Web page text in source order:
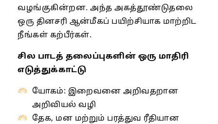
வழங்குகின்றன. அந்த அகத்தூண்டுதலை
ஒரு தினசரி ஆன்மீகப் பயிற்சியாக மாற்றிட
நீங்கள் கற்பீர்கள்.
சில பாடத் தலைப்புகளின் ஒரு மாதிரி
எடுத்துக்காட்டு
யோகம்: இறைவனை அறிவதறான
அறிவியல் வழி
தேக, மன மற்றும் பரத்துவ ரீதியான